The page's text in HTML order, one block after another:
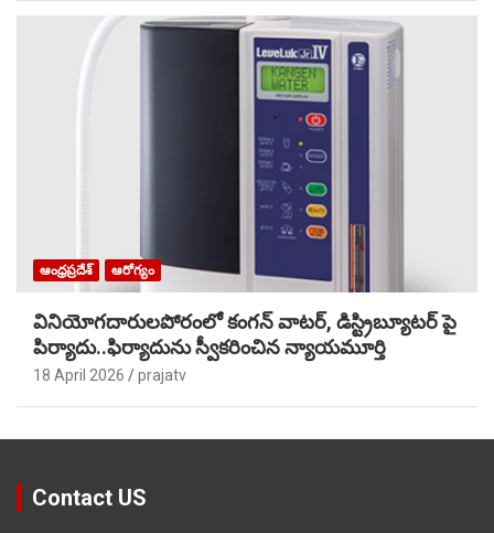
ఆంధ్రప్రదేశ్ ఆరోగ్యం
వినియోగదారులపోరంలో కంగన్ వాటర్, డిస్ట్రిబ్యూటర్ పై
పిర్యాదు..ఫిర్యాదును స్వీకరించిన న్యాయమూర్తి
18 April 2026 prajatv
Contact US